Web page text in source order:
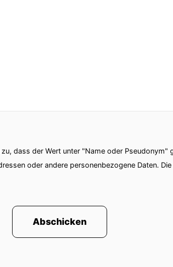
dass der Wert unter "Name oder
oder andere personenbezogene Daten.
Abschicken